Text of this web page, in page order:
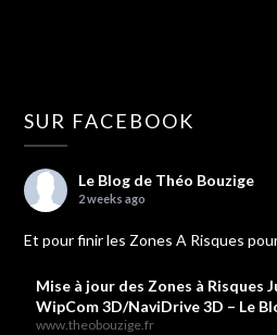
SUR FACEBOOK
Le Blog de Théo Bouzige
2 weeks ago
Et pour finir les Zones A Risques
Mise à jour des Zones à Risques
WipCom 3D/NaviDrive 3D – Le
www.theobouzige.fr